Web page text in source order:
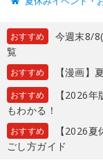
おすすめ
今週末8/
覧
おすすめ 【漫画】
おすすめ
【2026
もわかる！
おすすめ
【2026
ごし方ガイド